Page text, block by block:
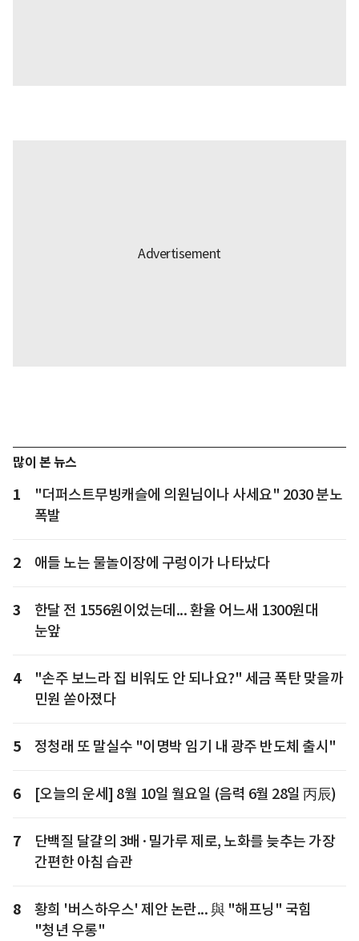
많이 본 뉴스
1
"더퍼스트무빙캐슬에 의원님이나 사세요" 2030 분노
폭발
2 애들 노는 물놀이장에 구렁이가 나타났다
3
한달 전 1556원이었는데... 환율 어느새 1300원대
눈앞
4
"손주 보느라 집 비워도 안 되나요?" 세금 폭탄 맞을까
민원 쏟아졌다
5 정청래 또 말실수 "이명박 임기 내 광주 반도체 출시"
6 [오늘의 운세] 8월 10일 월요일 (음력 6월 28일 丙辰)
7
단백질 달걀의 3배·밀가루 제로, 노화를 늦추는 가장
간편한 아침 습관
8
황희 '버스하우스' 제안 논란... 與 "해프닝" 국힘
"청년 우롱"